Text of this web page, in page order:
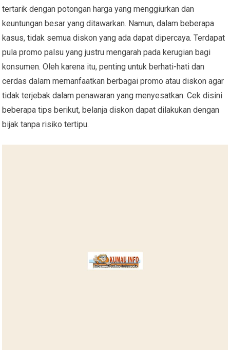
tertarik dengan potongan harga yang menggiurkan dan
keuntungan besar yang ditawarkan. Namun, dalam beberapa
kasus, tidak semua diskon yang ada dapat dipercaya. Terdapat
pula promo palsu yang justru mengarah pada kerugian bagi
konsumen. Oleh karena itu, penting untuk berhati-hati dan
cerdas dalam memanfaatkan berbagai promo atau diskon agar
tidak terjebak dalam penawaran yang menyesatkan. Cek disini
beberapa tips berikut, belanja diskon dapat dilakukan dengan
bijak tanpa risiko tertipu.